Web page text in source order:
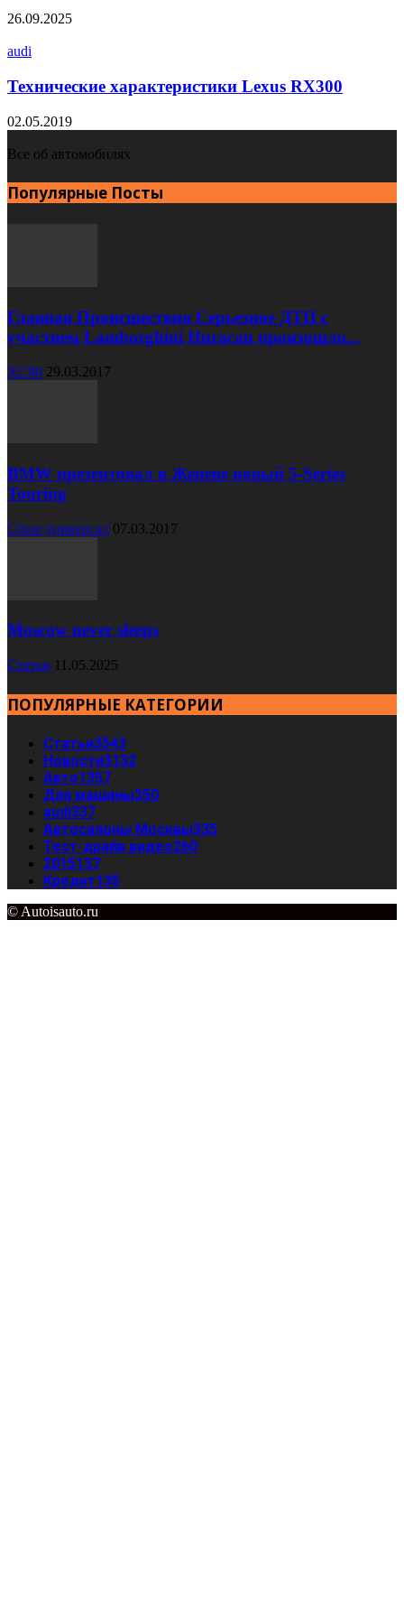
26.09.2025
audi
Технические характеристики Lexus RX300
02.05.2019
Все об автомобилях
Популярные Посты
Главная Происшествия Серьезное ДТП с
участием Lamborghini Huracan произошло...
XC90 29.03.2017
BMW презентовал в Женеве новый 5-Series
Touring
Cruze универсал 07.03.2017
Moscow never sleeps
Статьи 11.05.2025
ПОПУЛЯРНЫЕ КАТЕГОРИИ
Статьи3543
Новости3132
Авто1357
Для машины350
audi337
Автосалоны Москвы335
Тест-драйв видео260
2015137
Кредит135
© Autoisauto.ru